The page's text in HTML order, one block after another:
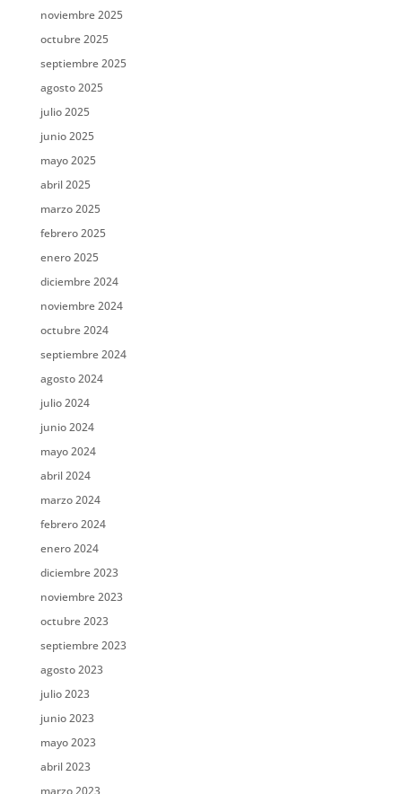
noviembre 2025
octubre 2025
septiembre 2025
agosto 2025
julio 2025
junio 2025
mayo 2025
abril 2025
marzo 2025
febrero 2025
enero 2025
diciembre 2024
noviembre 2024
octubre 2024
septiembre 2024
agosto 2024
julio 2024
junio 2024
mayo 2024
abril 2024
marzo 2024
febrero 2024
enero 2024
diciembre 2023
noviembre 2023
octubre 2023
septiembre 2023
agosto 2023
julio 2023
junio 2023
mayo 2023
abril 2023